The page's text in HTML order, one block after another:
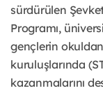
sürdürülen
Programı,
gençlerin
kuruluşlarında
kazanmalarını